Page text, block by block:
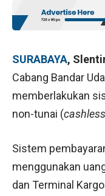
SURABAYA,
Cabang Bandar
memberlakukan
non-tunai (cashless
Sistem
menggunakan
dan Terminal